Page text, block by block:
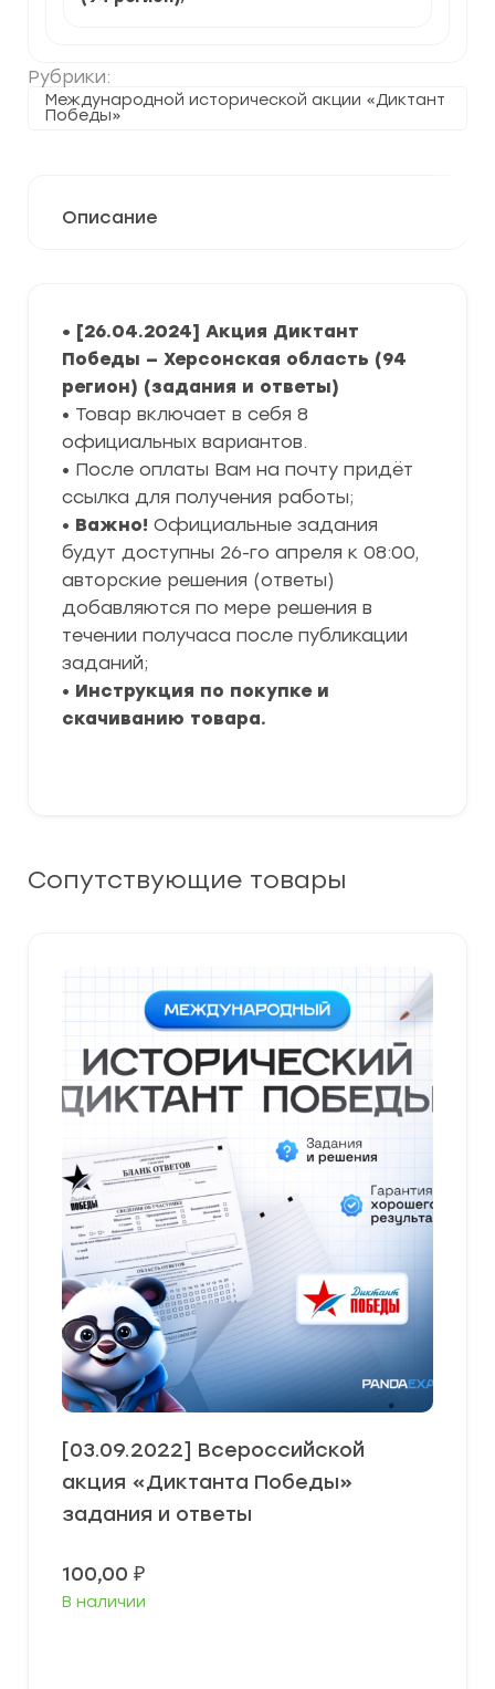
Рубрики:
Международной исторической акции «Диктант
Победы»
Описание
• [26.04.2024] Акция Диктант
Победы — Херсонская область (94
регион) (задания и ответы)
• Товар включает в себя 8
официальных вариантов.
• После оплаты Вам на почту придёт
ссылка для получения работы;
• Важно! Официальные задания
будут доступны 26-го апреля к 08:00,
авторские решения (ответы)
добавляются по мере решения в
течении получаса после публикации
заданий;
• Инструкция по покупке и
скачиванию товара.
Сопутствующие товары
[03.09.2022] Всероссийской
акция «Диктанта Победы»
задания и ответы
100,00 ₽
В наличии